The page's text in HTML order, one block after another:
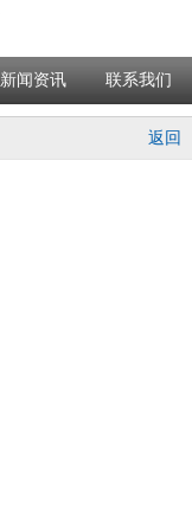
新闻资讯 联系我们
返回